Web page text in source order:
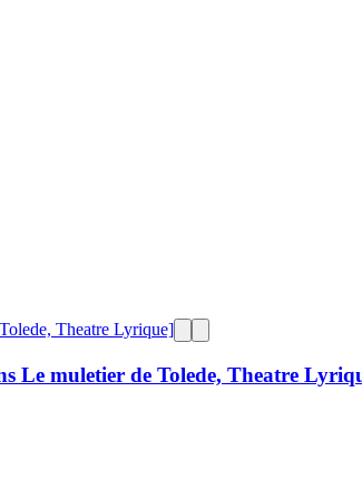
Le muletier de Tolede, Theatre